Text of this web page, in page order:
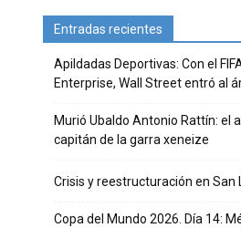
Entradas recientes
Apildadas Deportivas: Con el
Enterprise, Wall Street entró al
Murió Ubaldo Antonio Rattín: el
capitán de la garra xeneize
Crisis y reestructuración en San
Copa del Mundo 2026. Día 14: